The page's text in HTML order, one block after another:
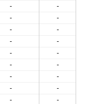
-
-
-
-
-
-
-
-
-
-
-
-
-
-
-
-
-
-